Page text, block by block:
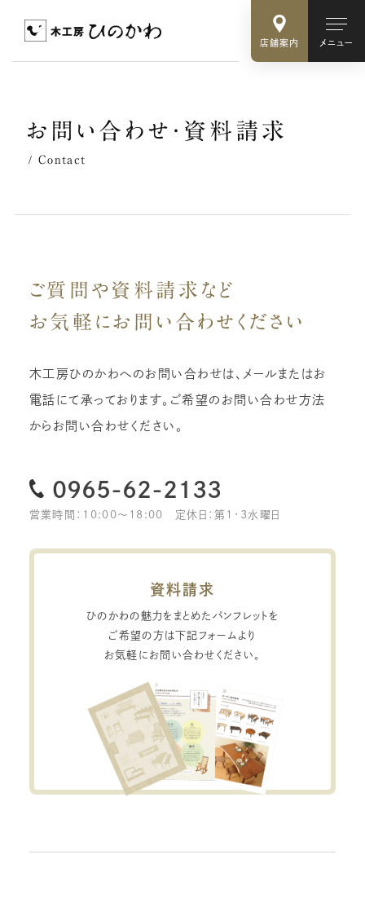
店舗案内 メニュー
お 問 い 合 わ せ ・ 資 料 請 求
Contact
ご質問や資料請求など
お気軽に お問い合わせください
木工房ひのかわへのお問い合わせは、メールまたはお
電話にて承っております。 ご希望のお問い合わせ方法
からお問い合わせください。
0965-62-2133
営業時間：10:00〜18:00 定休日：第1・3水曜日
資料請求
ひのかわの魅力をまとめたパンフレットを
ご希望の方は下記フォームより
お気軽にお問い合わせください。